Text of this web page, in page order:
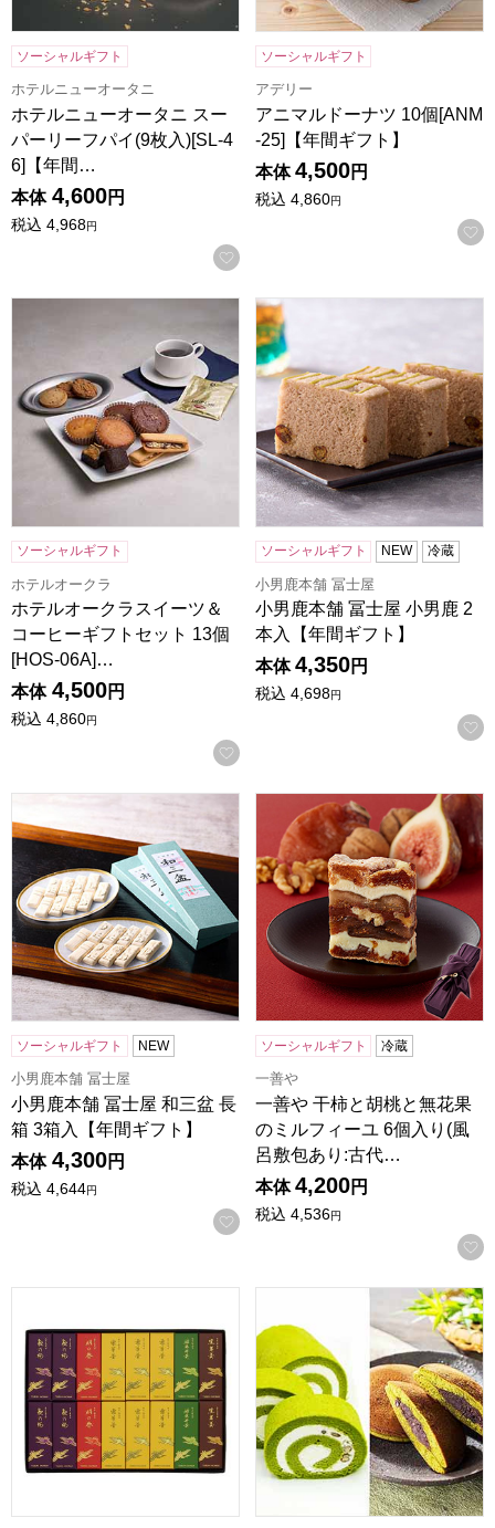
ソーシャルギフト
ホテルニューオータニ
ホテルニューオータニ スー
パーリーフパイ(9枚入)[SL-4
6]【年間…
本体 4,600円
税込 4,968円
お気に入りに登録する
ソーシャルギフト
アデリー
アニマルドーナツ 10個[ANM
-25]【年間ギフト】
本体 4,500円
税込 4,860円
ホテルオークラスイーツ＆コーヒーギフトセット 13個
ソーシャルギフト
ホテルオークラ
ホテルオークラスイーツ＆
コーヒーギフトセット 13個
[HOS-06A]…
本体 4,500円
税込 4,860円
お気に入りに登録する
小男鹿本舗 冨士屋 小男鹿 2
ソーシャルギフト NEW 冷蔵
小男鹿本舗 冨士屋
小男鹿本舗 冨士屋 小男鹿 2
本入【年間ギフト】
本体 4,350円
税込 4,698円
小男鹿本舗 冨士屋 和三盆 長箱 3箱入【年間ギフト】
ソーシャルギフト NEW
小男鹿本舗 冨士屋
小男鹿本舗 冨士屋 和三盆 長
箱 3箱入【年間ギフト】
本体 4,300円
税込 4,644円
お気に入りに登録する
一善や 干柿と胡桃と無花果
ソーシャルギフト 冷蔵
一善や
一善や 干柿と胡桃と無花果
のミルフィーユ 6個入り(風
呂敷包あり:古代…
本体 4,200円
税込 4,536円
京都宇治 茶游堂 茶游堂ロー